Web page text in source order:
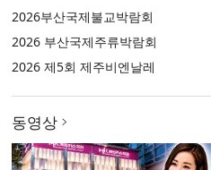
2026부산국제불교박람회
2026 부산국제주류박람회
2026 제5회 제주비엔날레
동영상